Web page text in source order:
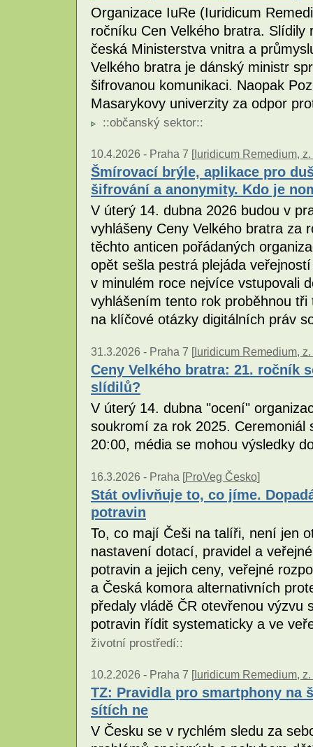
Organizace IuRe (Iuridicum
ročníku Cen Velkého bratra. Slídily
česká Ministerstva vnitra a
Velkého bratra je dánský ministr
šifrovanou komunikaci. Naopak
Masarykovy univerzity za odpor
::občanský sektor::
10.4.2026 - Praha 7 [Iuridicum Remedium, z.
Šmírovací brýle, aplikace pro
šifrování a anonymity. Kdo je
V úterý 14. dubna 2026 budou v
vyhlášeny Ceny Velkého bratra za
těchto anticen pořádaných
opět sešla pestrá plejáda
v minulém roce nejvíce vstupovali
vyhlášením tento rok proběhnou
na klíčové otázky digitálních práv
31.3.2026 - Praha 7 [Iuridicum Remedium, z.
Ceny Velkého bratra: 21. ročník
slídilů?
V úterý 14. dubna "ocení"
soukromí za rok 2025. Ceremoniál
20:00, média se mohou výsledky
16.3.2026 - Praha [ProVeg Česko]
Stát ovlivňuje to, co jíme.
potravin
To, co mají Češi na talíři, není jen
nastavení dotací, pravidel a
potravin a jejich ceny, veřejné
a Česká komora alternativních
předaly vládě ČR otevřenou
potravin řídit systematicky a ve
životní prostředí::
10.2.2026 - Praha 7 [Iuridicum Remedium, z.
TZ: Pravidla pro smartphony na
sítích ne
V Česku se v rychlém sledu za